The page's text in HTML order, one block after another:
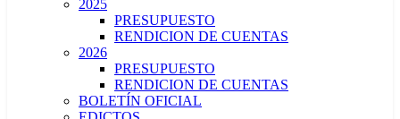
2025
PRESUPUESTO
RENDICION DE CUENTAS
2026
PRESUPUESTO
RENDICION DE CUENTAS
BOLETÍN OFICIAL